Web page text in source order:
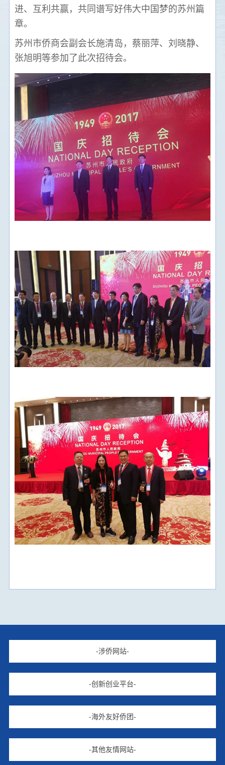
进、互利共赢，共同谱写好伟大中国梦的苏州篇
章。
苏州市侨商会副会长施清岛，蔡丽萍、刘晓静、
张旭明等参加了此次招待会。
-涉侨网站-
-创新创业平台-
-海外友好侨团-
-其他友情网站-